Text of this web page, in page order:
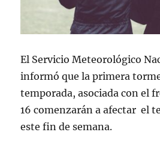
El Servicio Meteorológico
informó que la primera
temporada, asociada con el
16 comenzarán a afectar el
este fin de semana.